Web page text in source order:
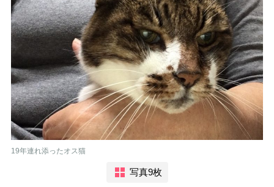
19年連れ添ったオス猫
写真9枚